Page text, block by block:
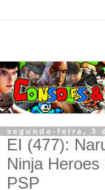
segunda-feira, 3
EI (477):
Ninja
PSP